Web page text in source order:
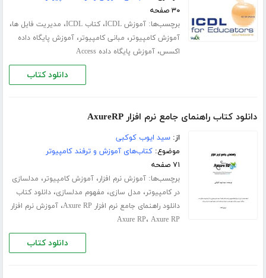
۳۰ صفحه
برچسب‌ها:آموزش ICDL ،کتاب ICDL ، مدیریت فایل ها،
آموزش کامپیوتر، مبانی کامپیوتر،آموزش پایگاه داده
اکسس،آموزش پایگاه داده Access
دانلود کتاب
دانلود کتاب راهنمای جامع نرم افزار AxureRP
از:سید ایوب کوکبی
موضوع:کتاب‌های آموزش و ترفند کامپیوتر
۷۱ صفحه
برچسب‌ها:آموزش نرم افزار،آموزش کامپیوتر، مدلسازی
در کامپیوتر، مدل سازی، مفهوم مدلسازی،دانلود کتاب
دانلود راهنمای جامع نرم افزار Axure RP
،آموزش نرم افزار
Axure RP، Axure RP
دانلود کتاب